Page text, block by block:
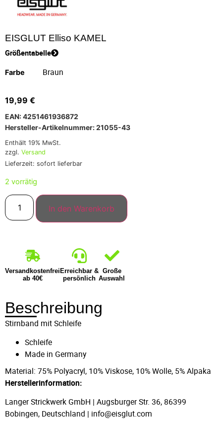
EISGLUT Elliso KAMEL
Größentabelle
Farbe
19,99 €
EAN: 4251461936872
Hersteller-Artikelnummer: 21055-43
Enthält 19% MwSt.
zzgl. Versand
Lieferzeit: sofort lieferbar
2 vorrätig
In den Warenkorb
Versandkostenfrei
ab 40€
Erreichbar &
persönlich
Große
Auswahl
Beschreibung
Stirnband mit Schleife
Schleife
Made in Germany
Material: 75% Polyacryl, 10% Viskose, 10% Wolle, 5% Alpaka
Herstellerinformation:
Langer Strickwerk GmbH | Augsburger Str. 36, 86399
Bobingen, Deutschland | info@eisglut.com